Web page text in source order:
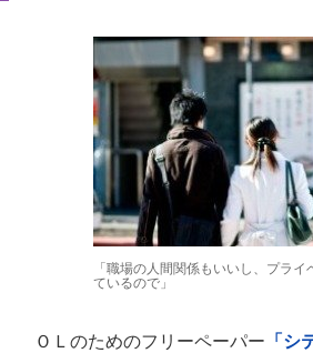
「職場の人間関係もいいし、プライ
ているので」
ＯＬのためのフリーペーパー 「シ